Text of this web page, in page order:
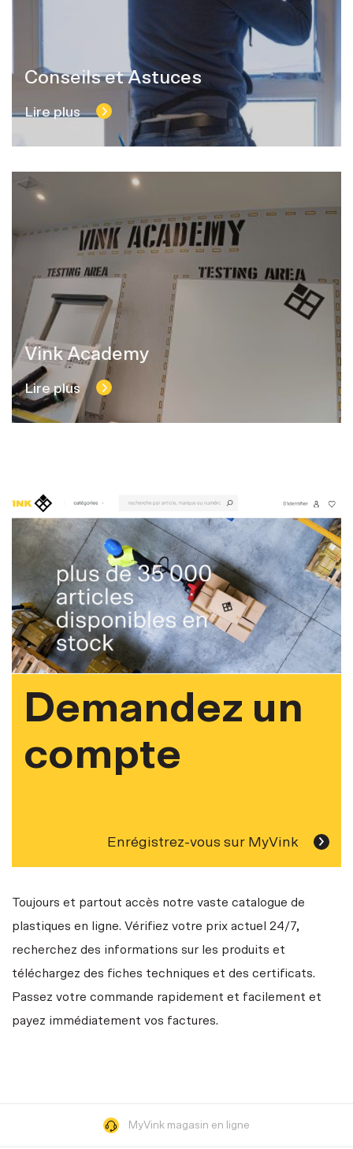
Conseils et Astuces
Lire plus
Vink Academy
Lire plus
Demandez un
compte
Enrégistrez-vous sur MyVink
Toujours et partout accès notre vaste catalogue de
plastiques en ligne. Vérifiez votre prix actuel 24/7,
recherchez des informations sur les produits et
téléchargez des fiches techniques et des certificats.
Passez votre commande rapidement et facilement et
payez immédiatement vos factures.
MyVink magasin en ligne